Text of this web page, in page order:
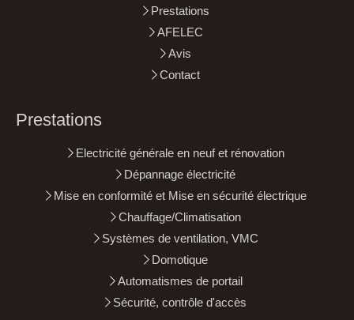
Prestations
AFELEC
Avis
Contact
Prestations
Electricité générale en neuf et rénovation
Dépannage électricité
Mise en conformité et Mise en sécurité électrique
Chauffage/Climatisation
Systèmes de ventilation, VMC
Domotique
Automatismes de portail
Sécurité, contrôle d'accès